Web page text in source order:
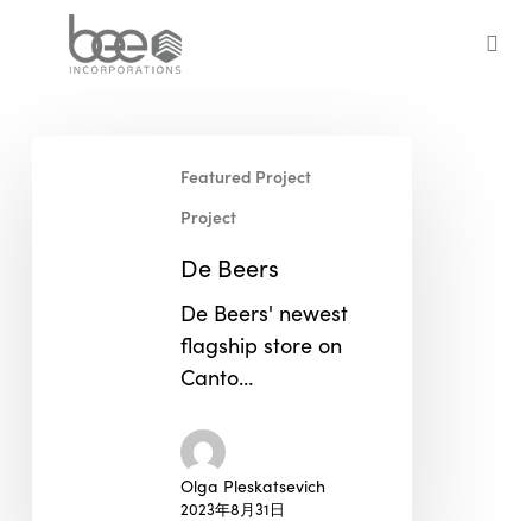
Featured Project
Project
De Beers
De Beers' newest
flagship store on
Canto…
Olga Pleskatsevich
2023年8月31日